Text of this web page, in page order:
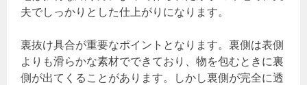
夫でしっかりとした仕上がりになります。
裏抜け具合が重要なポイントとなります。裏側は表側
よりも滑らかな素材でできており、物を包むときに裏
側が出てくることがあります。しかし裏側が完全に透